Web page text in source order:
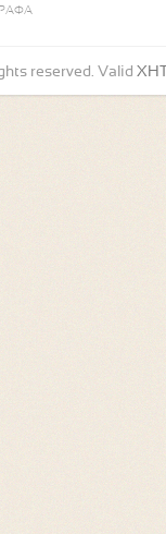
reserved. Valid